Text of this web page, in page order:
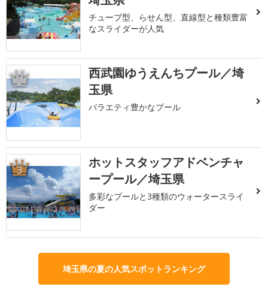
チューブ型、らせん型、直線型と種類豊富
なスライダーが人気
2
西武園ゆうえんちプール／埼
玉県
バラエティ豊かなプール
3
ホットスタッフアドベンチャ
ープール／埼玉県
多彩なプールと3種類のウォータースライ
ダー
埼玉県の夏の人気スポットランキング